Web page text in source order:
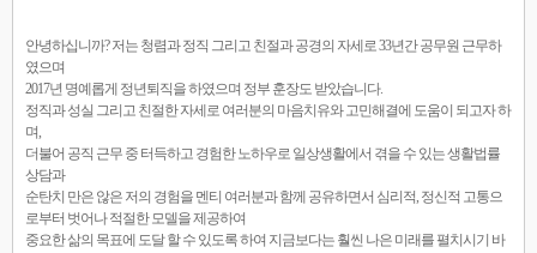
안녕하십니까? 저는 청렴과 정직 그리고 친절과 공경의 자세로 33년간 공무원 근무하
였으며
2017년 명예롭게 정년퇴직을 하였으며 정부 훈장도 받았습니다.
정직과 성실 그리고 친절한 자세로 여러분의 마음치유와 고민해결에 도움이 되고자 하
며,
더불어 공직 근무 중 터득하고 경험한 노하우로 일상생활에서 겪을 수 있는 생활법률
상담과
순탄치 만은 않은 저의 경험을 멘티 여러분과 함께 공유하면서 심리적, 정신적 고통으
로부터 벗어나 적절한 모델을 제공하여
중요한 삶의 목표에 도달 할 수 있도록 하여 지금보다는 훨씬 나은 미래를 펼치시기 바